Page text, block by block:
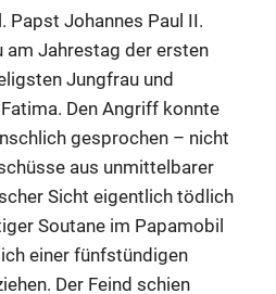
Papst Johannes Paul II.
am Jahrestag der ersten
Jungfrau und
Den Angriff konnte
gesprochen – nicht
aus unmittelbarer
Sicht eigentlich tödlich
Soutane im Papamobil
einer fünfstündigen
Der Feind schien